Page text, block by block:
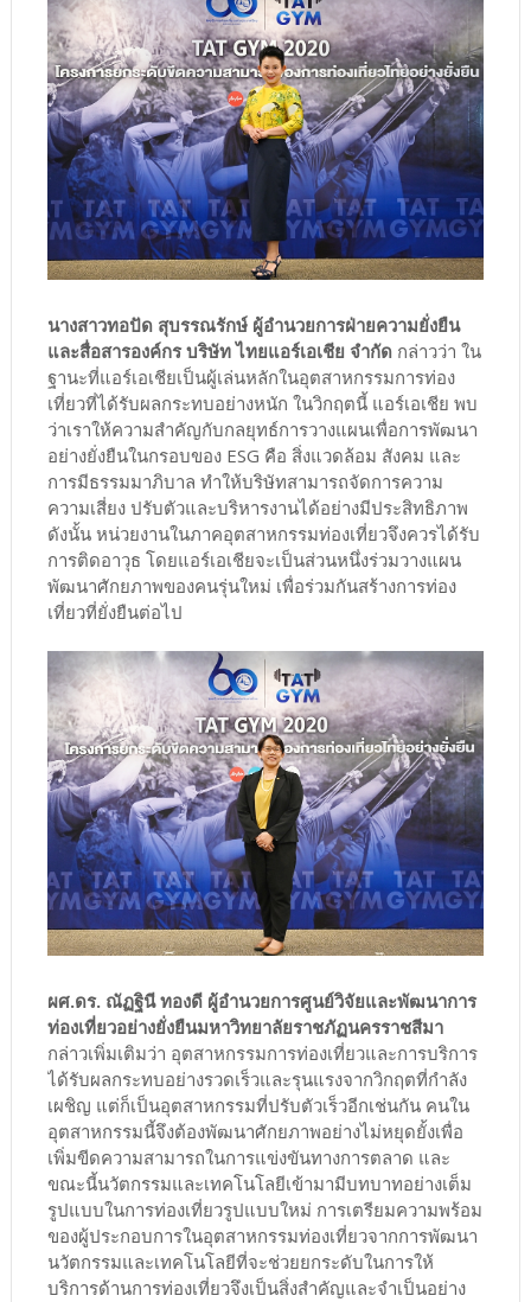
นางสาวทอปัด สุบรรณรักษ์ ผู้อำนวยการฝ่ายความยั่งยืน
และสื่อสารองค์กร บริษัท ไทยแอร์เอเชีย จำกัดกล่าวว่า ใน
ฐานะที่แอร์เอเชียเป็นผู้เล่นหลักในอุตสาหกรรมการท่อง
เที่ยวที่ได้รับผลกระทบอย่างหนัก ในวิกฤตนี้ แอร์เอเชีย พบ
ว่าเราให้ความสำคัญกับกลยุทธ์การวางแผนเพื่อการพัฒนา
อย่างยั่งยืนในกรอบของ ESG คือ สิ่งแวดล้อม สังคม และ
การมีธรรมมาภิบาล ทำให้บริษัทสามารถจัดการความ
ความเสี่ยง ปรับตัวและบริหารงานได้อย่างมีประสิทธิภาพ
ดังนั้น หน่วยงานในภาคอุตสาหกรรมท่องเที่ยวจึงควรได้รับ
การติดอาวุธ โดยแอร์เอเชียจะเป็นส่วนหนึ่งร่วมวางแผน
พัฒนาศักยภาพของคนรุ่นใหม่ เพื่อร่วมกันสร้างการท่อง
เที่ยวที่ยั่งยืนต่อไป
ผศ.ดร. ณัฏฐินี ทองดี ผู้อำนวยการศูนย์วิจัยและพัฒนาการ
ท่องเที่ยวอย่างยั่งยืนมหาวิทยาลัยราชภัฏนครราชสีมา
กล่าวเพิ่มเติมว่า อุตสาหกรรมการท่องเที่ยวและการบริการ
ได้รับผลกระทบอย่างรวดเร็วและรุนแรงจากวิกฤตที่กำลัง
เผชิญ แต่ก็เป็นอุตสาหกรรมที่ปรับตัวเร็วอีกเช่นกัน คนใน
อุตสาหกรรมนี้จึงต้องพัฒนาศักยภาพอย่างไม่หยุดยั้งเพื่อ
เพิ่มขีดความสามารถในการแข่งขันทางการตลาด และ
ขณะนี้นวัตกรรมและเทคโนโลยีเข้ามามีบทบาทอย่างเต็ม
รูปแบบในการท่องเที่ยวรูปแบบใหม่ การเตรียมความพร้อม
ของผู้ประกอบการในอุตสาหกรรมท่องเที่ยวจากการพัฒนา
นวัตกรรมและเทคโนโลยีที่จะช่วยยกระดับในการให้
บริการด้านการท่องเที่ยวจึงเป็นสิ่งสำคัญและจำเป็นอย่าง